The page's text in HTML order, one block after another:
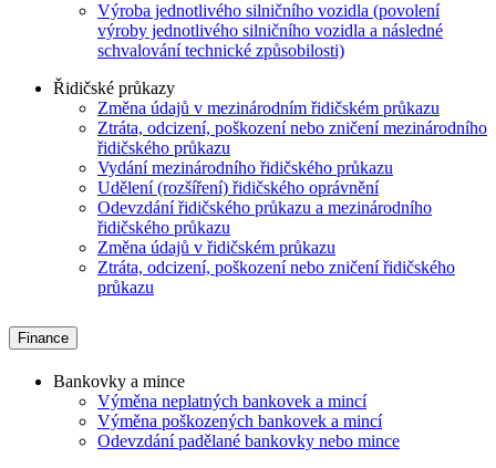
Výroba jednotlivého silničního vozidla (povolení
výroby jednotlivého silničního vozidla a následné
schvalování technické způsobilosti)
Řidičské průkazy
Změna údajů v mezinárodním řidičském průkazu
Ztráta, odcizení, poškození nebo zničení mezinárodního
řidičského průkazu
Vydání mezinárodního řidičského průkazu
Udělení (rozšíření) řidičského oprávnění
Odevzdání řidičského průkazu a mezinárodního
řidičského průkazu
Změna údajů v řidičském průkazu
Ztráta, odcizení, poškození nebo zničení řidičského
průkazu
Finance
Bankovky a mince
Výměna neplatných bankovek a mincí
Výměna poškozených bankovek a mincí
Odevzdání padělané bankovky nebo mince